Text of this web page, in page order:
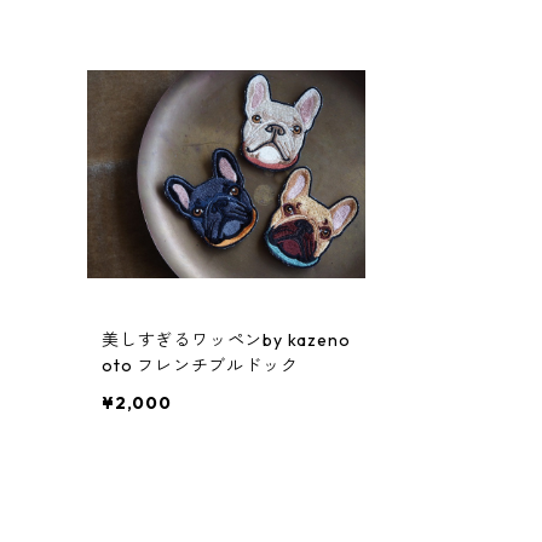
美しすぎるワッペンby kazeno
oto フレンチブルドック
¥2,000